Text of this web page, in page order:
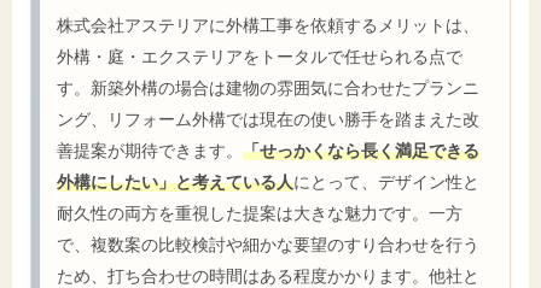
株式会社アステリアに外構工事を依頼するメリットは、
外構・庭・エクステリアをトータルで任せられる点で
す。新築外構の場合は建物の雰囲気に合わせたプランニ
ング、リフォーム外構では現在の使い勝手を踏まえた改
善提案が期待できます。 「せっかくなら長く満足できる
外構にしたい」と考えている人にとって、デザイン性と
耐久性の両方を重視した提案は大きな魅力です。一方
で、複数案の比較検討や細かな要望のすり合わせを行う
ため、打ち合わせの時間はある程度かかります。他社と